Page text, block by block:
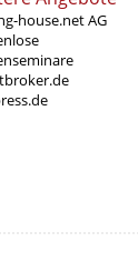
house.net AG